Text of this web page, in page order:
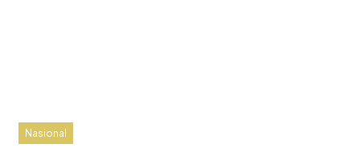
Nasional